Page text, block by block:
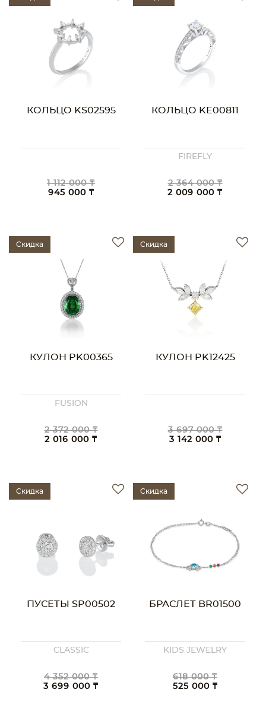
КОЛЬЦО KS02595
1 112 000 ₸
945 000 ₸
КОЛЬЦО KE00811
FIREFLY
2 364 000 ₸
2 009 000 ₸
Скидка
КУЛОН PK00365
FUSION
2 372 000 ₸
2 016 000 ₸
Скидка
КУЛОН PK12425
3 697 000 ₸
3 142 000 ₸
Скидка
ПУСЕТЫ SP00502
CLASSIC
4 352 000 ₸
3 699 000 ₸
Скидка
БРАСЛЕТ BR01500
KIDS JEWELRY
618 000 ₸
525 000 ₸